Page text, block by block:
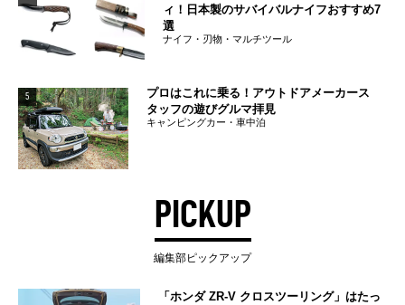
ィ！日本製のサバイバルナイフおすすめ7
選
ナイフ・刃物・マルチツール
5
プロはこれに乗る！アウトドアメーカース
タッフの遊びグルマ拝見
キャンピングカー・車中泊
PICKUP
編集部ピックアップ
「ホンダ ZR-V クロスツーリング」はたっ